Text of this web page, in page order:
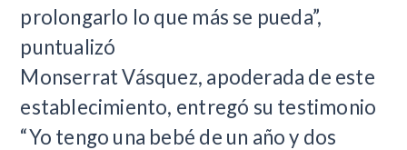
prolongarlo lo que más se pueda”,
puntualizó
Monserrat Vásquez, apoderada de este
establecimiento, entregó su testimonio
“Yo tengo una bebé de un año y dos